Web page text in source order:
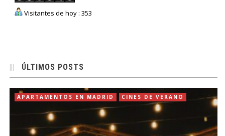
Visitantes de hoy : 353
ÚLTIMOS POSTS
APARTAMENTOS EN MADRID CINES DE VERANO